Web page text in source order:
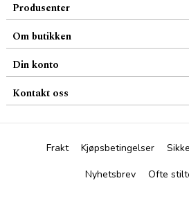
Produsenter
Om butikken
Din konto
Kontakt oss
Frakt Kjøpsbetingelser
Nyhetsbrev
Ofte